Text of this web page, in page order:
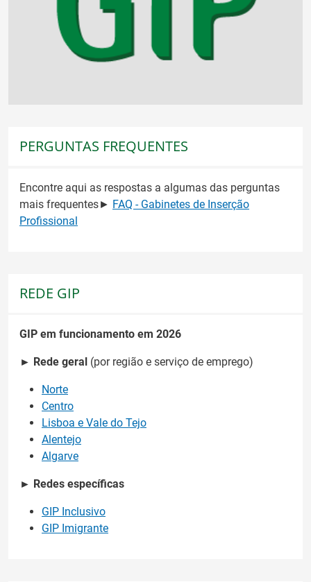
PERGUNTAS FREQUENTES
Encontre aqui as respostas a algumas das perguntas
mais frequentes► FAQ - Gabinetes de Inserção
Profissional
REDE GIP
GIP em funcionamento em 2026
► Rede geral (por região e serviço de emprego)
Norte
Centro
Lisboa e Vale do Tejo
Alentejo
Algarve
► Redes específicas
GIP Inclusivo
GIP Imigrante